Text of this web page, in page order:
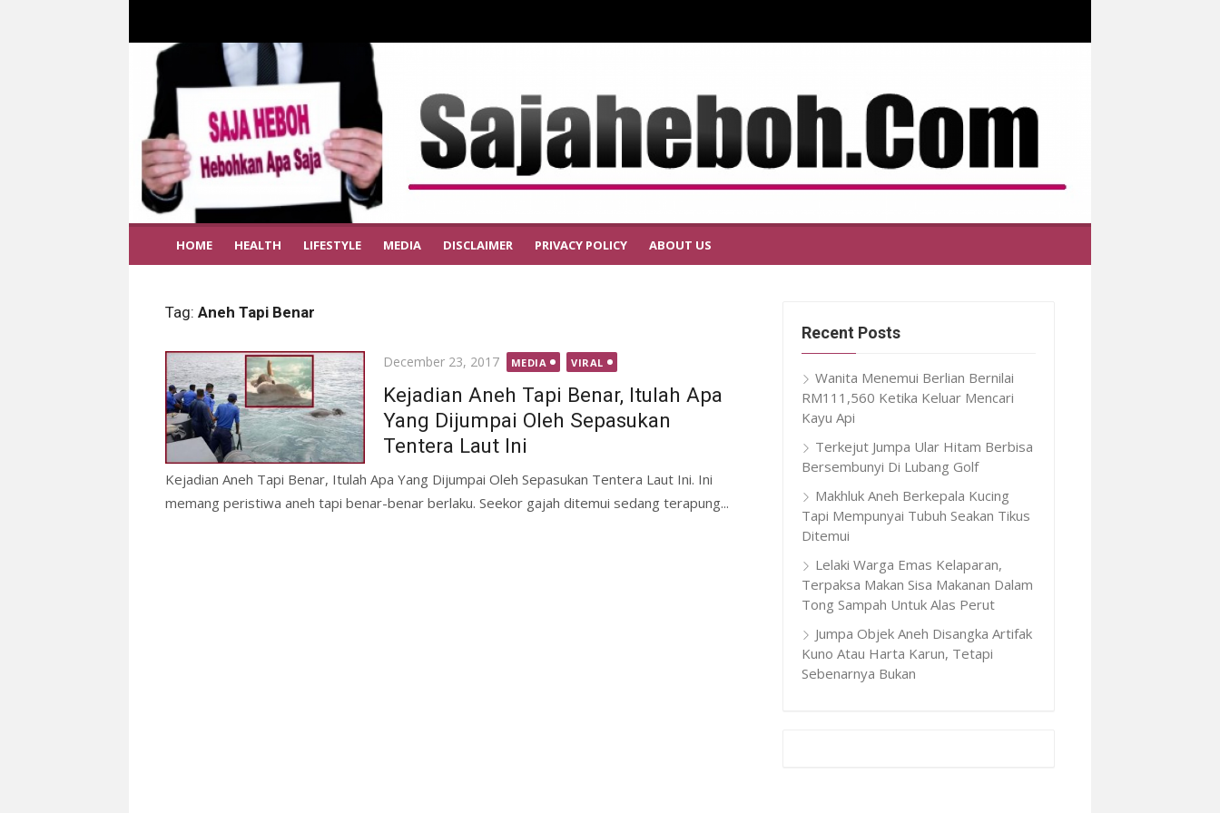
HOME HEALTH LIFESTYLE MEDIA DISCLAIMER PRIVACY POLICY ABOUT US
Tag: Aneh Tapi Benar
Posted
December 23, 2017 MEDIA VIRAL
Kejadian Aneh Tapi Benar, Itulah Apa
Yang Dijumpai Oleh Sepasukan
Tentera Laut Ini
Kejadian Aneh Tapi Benar, Itulah Apa Yang Dijumpai Oleh Sepasukan Tentera Laut Ini. Ini
memang peristiwa aneh tapi benar-benar berlaku. Seekor gajah ditemui sedang terapung...
Recent Posts
Wanita Menemui Berlian Bernilai
RM111,560 Ketika Keluar Mencari
Kayu Api
Terkejut Jumpa Ular Hitam Berbisa
Bersembunyi Di Lubang Golf
Makhluk Aneh Berkepala Kucing
Tapi Mempunyai Tubuh Seakan Tikus
Ditemui
Lelaki Warga Emas Kelaparan,
Terpaksa Makan Sisa Makanan Dalam
Tong Sampah Untuk Alas Perut
Jumpa Objek Aneh Disangka Artifak
Kuno Atau Harta Karun, Tetapi
Sebenarnya Bukan